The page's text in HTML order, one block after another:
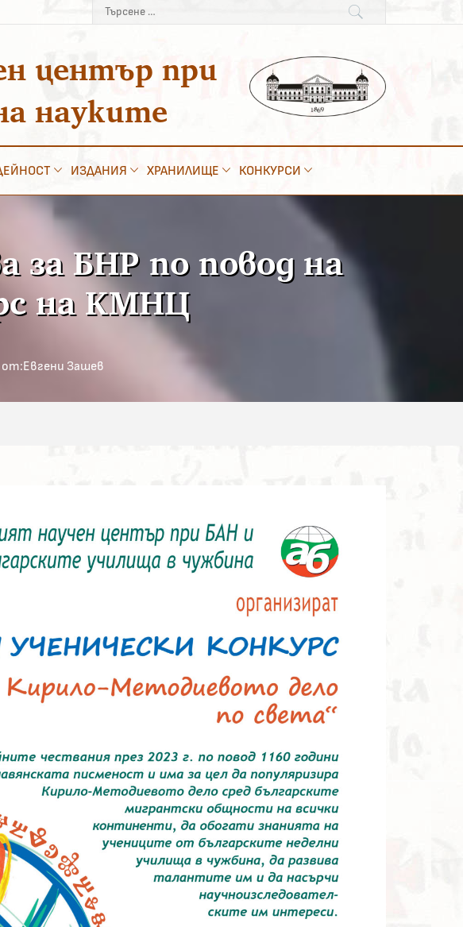
Търсене
за:
център при
науките
ИЗДАНИЯ ХРАНИЛИЩЕ КОНКУРСИ
за БНР по повод на
на КМНЦ
от:Евгени Зашев